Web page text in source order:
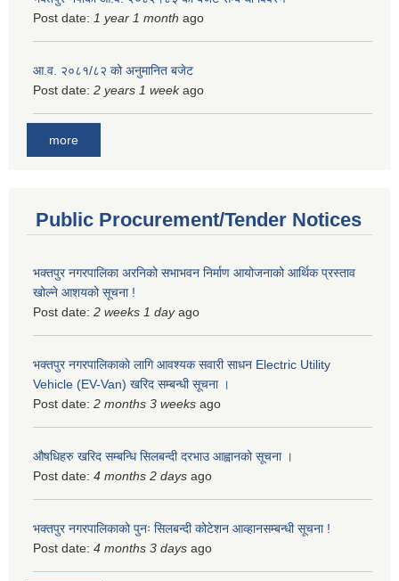
Post date: 1 year 1 month ago
आ.व. २०८१/८२ को अनुमानित बजेट
Post date: 2 years 1 weekago
more
Public Procurement/Tender Notices
भक्तपुर नगरपालिका अरनिको सभाभवन निर्माण आयोजनाको आर्थिक प्रस्ताव
खोल्ने आशयको सूचना !
Post date: 2 weeks 1 dayago
भक्तपुर नगरपालिकाकाे लागि आवश्यक सवारी साधन Electric Utility
Vehicle (EV-Van) खरिद सम्बन्धी सूचना ।
Post date: 2 months 3 weeks ago
औषधिहरु खरिद सम्बन्धि सिलबन्दी दरभाउ आह्वानको सूचना ।
Post date: 4 months 2 days ago
भक्तपुर नगरपालिकाको पुनः सिलबन्दी कोटेशन आव्हानसम्बन्धी सूचना !
Post date: 4 months 3 days ago